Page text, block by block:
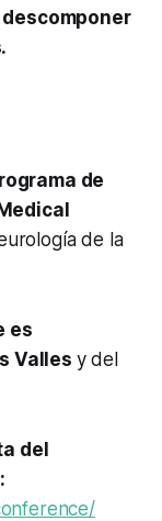
de
de la
es
Valles y del
del